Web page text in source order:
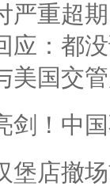
严重超
应：都
美国交
剑！中
堡店撤